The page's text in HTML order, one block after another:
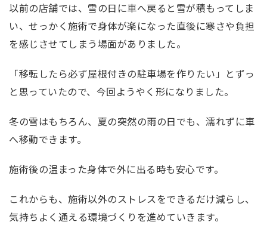
以前の店舗では、雪の日に車へ戻ると雪が積もってしま
い、せっかく施術で身体が楽になった直後に寒さや負担
を感じさせてしまう場面がありました。
「移転したら必ず屋根付きの駐車場を作りたい」とずっ
と思っていたので、今回ようやく形になりました。
冬の雪はもちろん、夏の突然の雨の日でも、濡れずに車
へ移動できます。
施術後の温まった身体で外に出る時も安心です。
これからも、施術以外のストレスをできるだけ減らし、
気持ちよく通える環境づくりを進めていきます。